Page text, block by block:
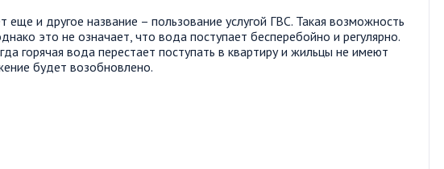
и другое название – пользование услугой ГВС. Такая возможность
это не означает, что вода поступает бесперебойно и регулярно.
горячая вода перестает поступать в квартиру и жильцы не имеют
будет возобновлено.